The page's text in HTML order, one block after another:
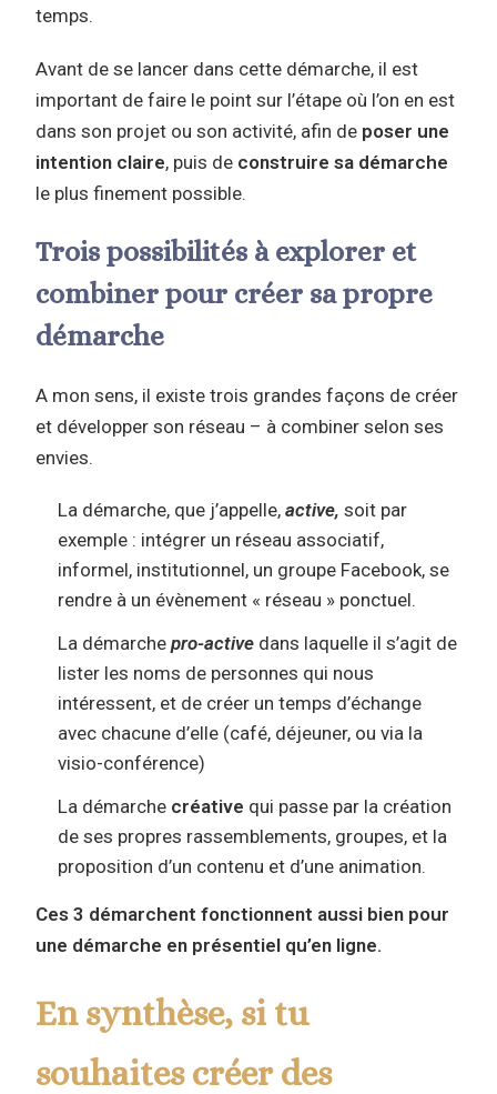
temps.
Avant de se lancer dans cette démarche, il est
important de faire le point sur l’étape où l’on en est
dans son projet ou son activité, afin de poser une
intention claire, puis de construire sa démarche
le plus finement possible.
Trois possibilités à explorer et
combiner pour créer sa propre
démarche
A mon sens, il existe trois grandes façons de créer
et développer son réseau – à combiner selon ses
envies.
La démarche, que j’appelle, active, soit par
exemple : intégrer un réseau associatif,
informel, institutionnel, un groupe Facebook, se
rendre à un évènement « réseau » ponctuel.
La démarchepro-active dans laquelle il s’agit de
lister les noms de personnes qui nous
intéressent, et de créer un temps d’échange
avec chacune d’elle (café, déjeuner, ou via la
visio-conférence)
La démarche créative qui passe par la création
de ses propres rassemblements, groupes, et la
proposition d’un contenu et d’une animation.
Ces 3 démarchent fonctionnent aussi bien pour
une démarche en présentiel qu’en ligne.
En synthèse, si tu
souhaites créer des